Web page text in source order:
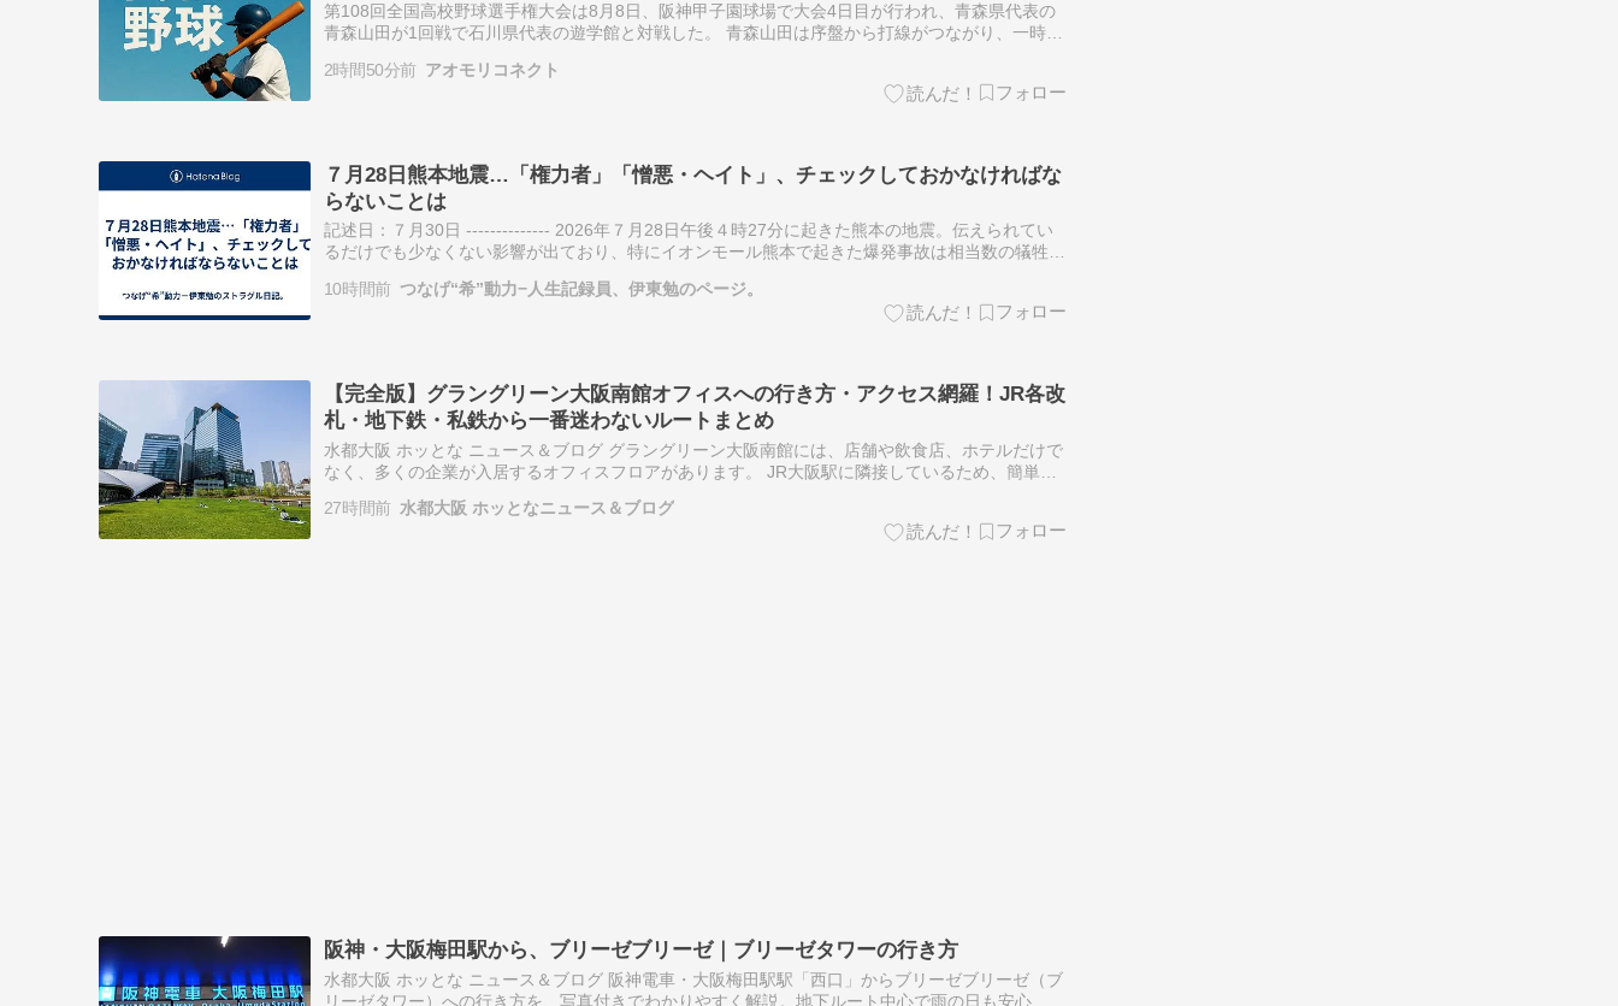
第108回全国高校野球選手権大会は8月8日、阪神甲子園球場で大会4日目が行われ、青森県代表の
青森山田が1回戦で石川県代表の遊学館と対戦した。 青森山田は序盤から打線がつながり、一時は
2時間50分前 アオモリコネクト
７月28日熊本地震…「権力者」「憎悪・ヘイト」、チェックしておかなければな
らないことは
記述日：７月30日 -------------- 2026年７月28日午後４時27分に起きた熊本の地震。伝えられてい
るだけでも少なくない影響が出ており、特にイオンモール熊本で起きた爆発事故は相当数の犠牲を
10時間前 つなげ“希”動力−人生記録員、伊東勉のページ。
【完全版】グラングリーン大阪南館オフィスへの行き方・アクセス網羅！JR各改
札・地下鉄・私鉄から一番迷わないルートまとめ
水都大阪 ホッとな ニュース＆ブログ グラングリーン大阪南館には、店舗や飲食店、ホテルだけで
なく、多くの企業が入居するオフィスフロアがあります。 JR大阪駅に隣接しているため、簡単に
「ゲート…
27時間前 水都大阪 ホッとなニュース＆ブログ
阪神・大阪梅田駅から、ブリーゼブリーゼ｜ブリーゼタワーの行き方
水都大阪 ホッとな ニュース＆ブログ 阪神電車・大阪梅田駅駅「西口」からブリーゼブリーゼ（ブ
リーゼタワー）への行き方を、写真付きでわかりやすく解説。地下ルート中心で雨の日も安心、初